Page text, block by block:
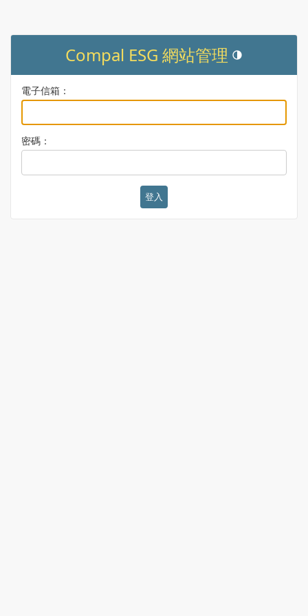
Compal ESG 網站管理 Toggle theme
電子信箱：
密碼：